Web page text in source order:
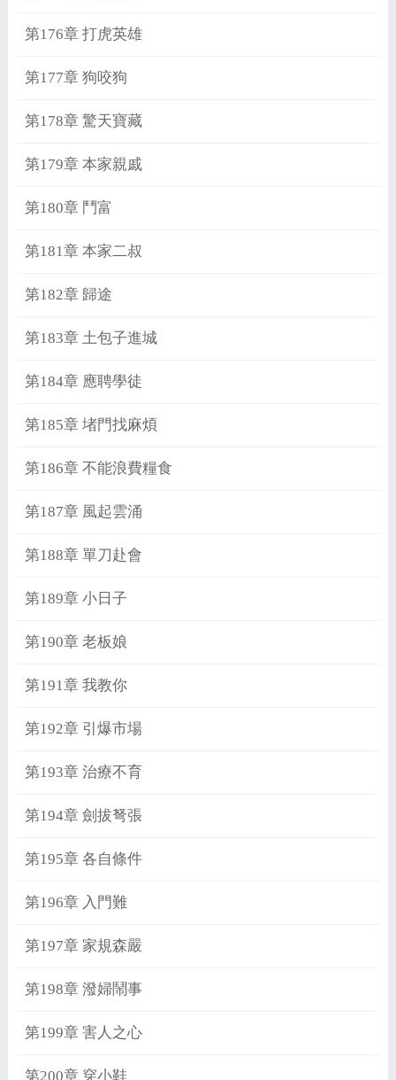
第176章 打虎英雄
第177章 狗咬狗
第178章 驚天寶藏
第179章 本家親戚
第180章 鬥富
第181章 本家二叔
第182章 歸途
第183章 土包子進城
第184章 應聘學徒
第185章 堵門找麻煩
第186章 不能浪費糧食
第187章 風起雲涌
第188章 單刀赴會
第189章 小日子
第190章 老板娘
第191章 我教你
第192章 引爆市場
第193章 治療不育
第194章 劍拔弩張
第195章 各自條件
第196章 入門難
第197章 家規森嚴
第198章 潑婦鬧事
第199章 害人之心
第200章 穿小鞋